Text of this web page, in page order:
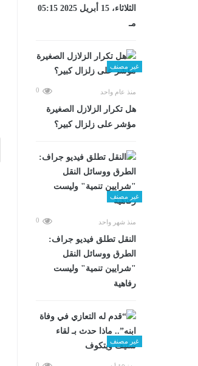
الثلاثاء، 15 أبريل 2025 05:15
مـ
غير مصنف
منذ عام واحد 0
هل تكرار الزلازل الصغيرة
مؤشر على زلزال كبير؟
غير مصنف
منذ شهر واحد 0
​النقل تطلق فيديو جراف:
الطرق ووسائل النقل
"شرايين تنمية" وليست
رفاهية
غير مصنف